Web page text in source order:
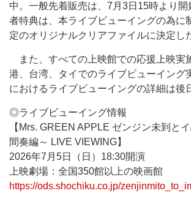
中。一般先着販売は、7月3日15時より
者特典は、本ライブビューイングの為に
定のオリジナルクリアファイルに決定し
また、すべての上映館での応援上映実
港、台湾、タイでのライブビューイング
におけるライブビューイングの詳細は後
◎ライブビューイング情報
【Mrs. GREEN APPLE ゼンジン未到と
間奏編～ LIVE VIEWING】
2026年7月5日（日）18:30開演
上映劇場：全国350館以上の映画館
https://ods.shochiku.co.jp/